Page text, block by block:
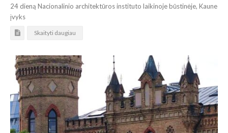
24 dieną Nacionalinio architektūros instituto laikinoje būstinėje, Kaune
įvyks
Skaityti daugiau